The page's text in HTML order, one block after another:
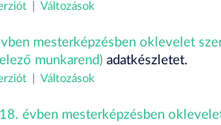
Változások
mesterképzésben oklevelet
munkarend) adatkészletet.
Változások
évben mesterképzésben